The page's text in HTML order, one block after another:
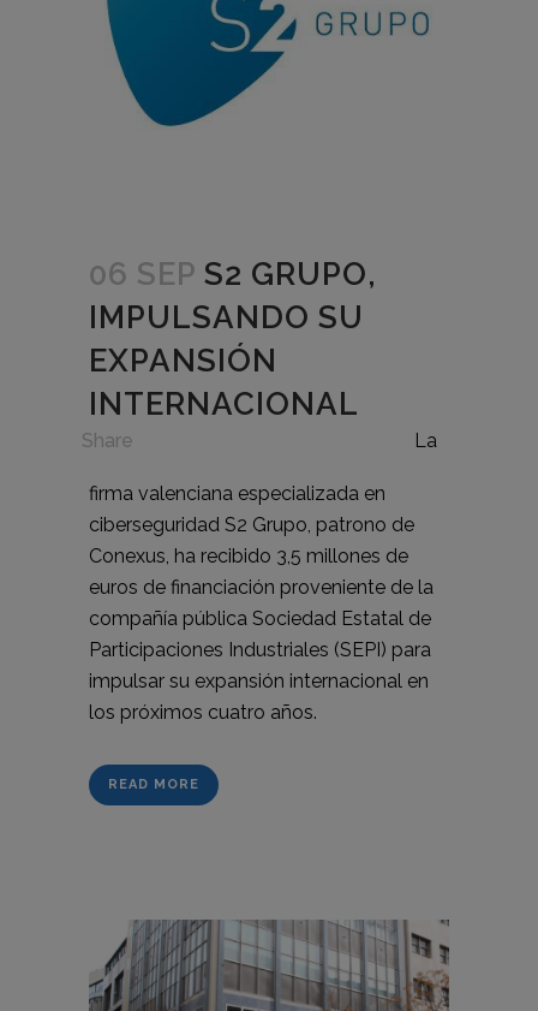
06 SEP S2 GRUPO,
IMPULSANDO SU
EXPANSIÓN
INTERNACIONAL
Share La
firma valenciana especializada en
ciberseguridad S2 Grupo, patrono de
Conexus, ha recibido 3,5 millones de
euros de financiación proveniente de la
compañía pública Sociedad Estatal de
Participaciones Industriales (SEPI) para
impulsar su expansión internacional en
los próximos cuatro años.
READ MORE